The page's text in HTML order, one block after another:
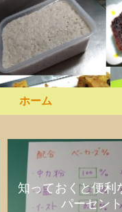
ホーム
知っておくと便利
パーセン